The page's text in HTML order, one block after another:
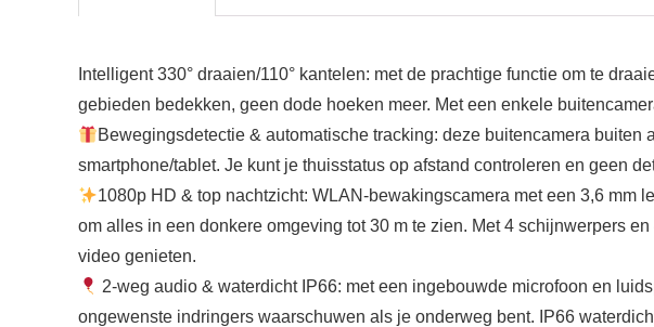
Intelligent 330° draaien/110° kantelen: met de prachtige functie om te
gebieden bedekken, geen dode hoeken meer. Met een enkele
Bewegingsdetectie & automatische tracking: deze buitencamera
smartphone/tablet. Je kunt je thuisstatus op afstand controleren en geen
1080p HD & top nachtzicht: WLAN-bewakingscamera met een 3,6 mm
om alles in een donkere omgeving tot 30 m te zien. Met 4 schijnwerpers
video genieten.
2-weg audio & waterdicht IP66: met een ingebouwde microfoon en
ongewenste indringers waarschuwen als je onderweg bent. IP66